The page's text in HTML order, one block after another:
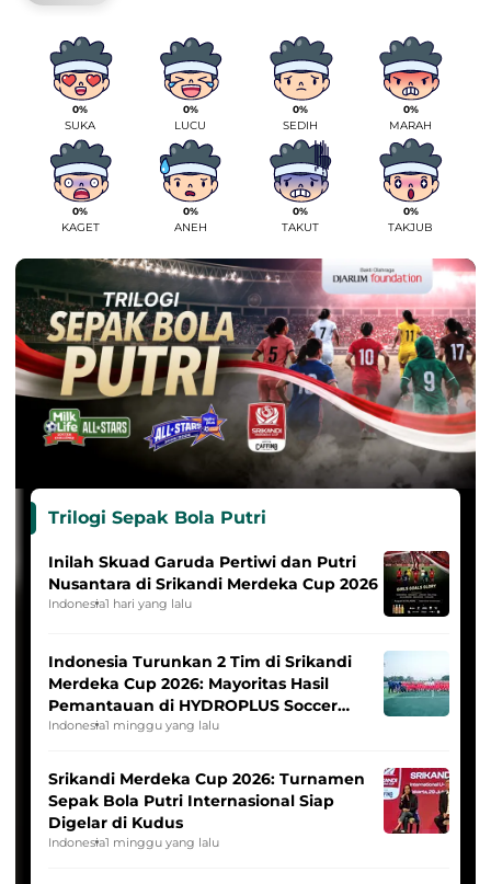
0%
SUKA
0%
LUCU
0%
SEDIH
0%
MARAH
0%
KAGET
0%
ANEH
0%
TAKUT
0%
TAKJUB
Trilogi Sepak Bola Putri
Inilah Skuad Garuda Pertiwi dan Putri
Nusantara di Srikandi Merdeka Cup 2026
Indonesia1 hari yang lalu
Indonesia Turunkan 2 Tim di Srikandi
Merdeka Cup 2026: Mayoritas Hasil
Pemantauan di HYDROPLUS Soccer
League
Indonesia1 minggu yang lalu
Srikandi Merdeka Cup 2026: Turnamen
Sepak Bola Putri Internasional Siap
Digelar di Kudus
Indonesia1 minggu yang lalu